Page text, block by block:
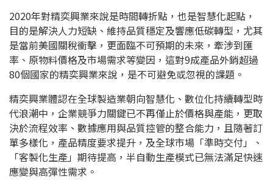
2020年對精奕興業來說是時間轉折點，也是智慧化起點，
目的是解決人力短缺、維持品質穩定及響應低碳轉型，尤其
是當前美國關稅衝擊，更面臨不可預期的未來，牽涉到匯
率、原物料價格及市場需求等變因，這對9成產品外銷超過
80個國家的精奕興業來說，是不可避免或忽視的課題。
精奕興業體認在全球製造業朝向智慧化、數位化持續轉型時
代浪潮中，企業競爭力關鍵已不再僅止於價格與產能，更取
決於流程效率、數據應用與品質控管的整合能力，且隨著訂
單多樣化，產品精度要求提升，及全球市場「準時交付」、
「客製化生產」期待提高，半自動生產模式已無法滿足快速
應變與高彈性需求。